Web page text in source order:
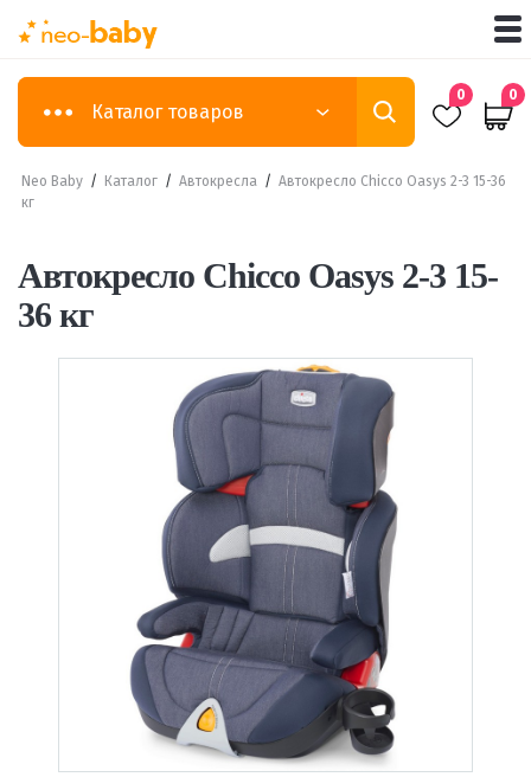
Каталог товаров
0 0
Neo Baby / Каталог / Автокресла / Автокресло Chicco Oasys 2-3 15-36
кг
Автокресло Chicco Oasys 2-3 15-
36 кг